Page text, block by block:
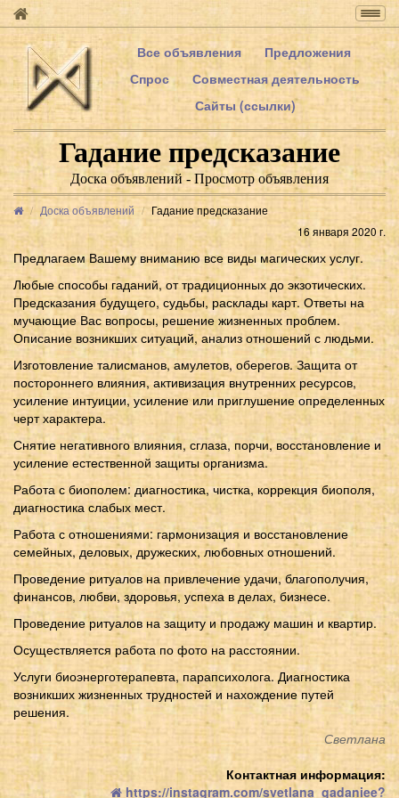
Все объявления
Предложения
Спрос
Совместная деятельность
Сайты (ссылки)
Гадание предсказание
Доска объявлений - Просмотр объявления
Доска объявлений
Гадание предсказание
16 января 2020 г.
Предлагаем Вашему вниманию все виды магических услуг.
Любые способы гаданий, от традиционных до экзотических.
Предсказания будущего, судьбы, расклады карт. Ответы на
мучающие Вас вопросы, решение жизненных проблем.
Описание возникших ситуаций, анализ отношений с людьми.
Изготовление талисманов, амулетов, оберегов. Защита от
постороннего влияния, активизация внутренних ресурсов,
усиление интуиции, усиление или приглушение определенных
черт характера.
Снятие негативного влияния, сглаза, порчи, восстановление и
усиление естественной защиты организма.
Работа с биополем: диагностика, чистка, коррекция биополя,
диагностика слабых мест.
Работа с отношениями: гармонизация и восстановление
семейных, деловых, дружеских, любовных отношений.
Проведение ритуалов на привлечение удачи, благополучия,
финансов, любви, здоровья, успеха в делах, бизнесе.
Проведение ритуалов на защиту и продажу машин и квартир.
Осуществляется работа по фото на расстоянии.
Услуги биоэнерготерапевта, парапсихолога. Диагностика
возникших жизненных трудностей и нахождение путей
решения.
Светлана
Контактная информация:
https://instagram.com/svetlana_gadaniee?